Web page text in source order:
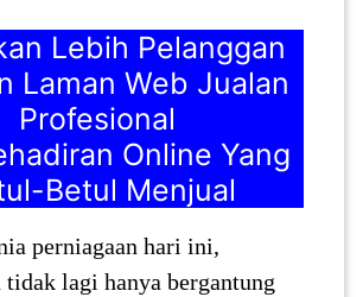
Lebih Pelanggan
Laman Web Jualan
Profesional
Online Yang
Betul Menjual
perniagaan hari ini,
tidak lagi hanya bergantung